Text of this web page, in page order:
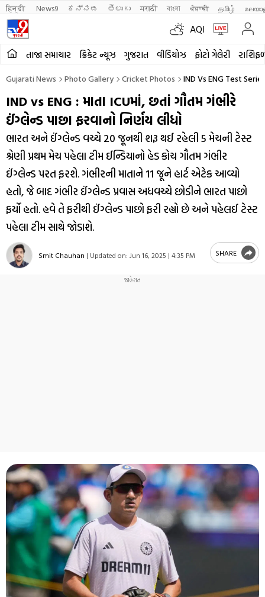
हिन्दी News9 ಕನ್ನಡ తెలుగు मराठी বাংলা ਪੰਜਾਬੀ தமிழ்
AQI
તાજા સમાચાર ક્રિકેટ ન્યૂઝ ગુજરાત વીડિયોઝ ફોટો ગેલેરી
Gujarati News Photo Gallery Cricket Photos IND Vs ENG Test
IND vs ENG : માતા ICUમાં, છતાં ગૌતમ ગંભીરે
ઈંગ્લેન્ડ પાછા ફરવાનો નિર્ણય લીધો
ભારત અને ઈંગ્લેન્ડ વચ્ચે 20 જૂનથી શરૂ થઈ રહેલી 5 મેચની ટેસ્ટ
શ્રેણી પ્રથમ મેચ પહેલા ટીમ ઈન્ડિયાનો હેડ કોચ ગૌતમ ગંભીર
ઈંગ્લેન્ડ પરત ફરશે. ગંભીરની માતાને 11 જૂને હાર્ટ એટેક આવ્યો
હતો, જે બાદ ગંભીર ઈંગ્લેન્ડ પ્રવાસ અધવચ્ચે છોડીને ભારત પાછો
ફર્યો હતો. હવે તે ફરીથી ઈંગ્લેન્ડ પાછો ફરી રહ્યો છે અને પહેલઈ ટેસ્ટ
પહેલા ટીમ સાથે જોડાશે.
Smit Chauhan | Updated on: Jun 16, 2025 | 4:35 PM SHARE